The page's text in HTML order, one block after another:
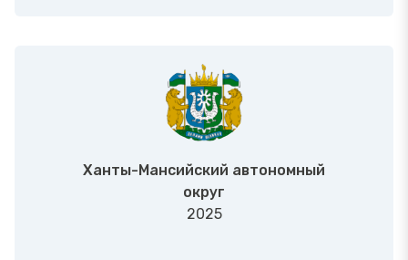
Ханты-Мансийский автономный
округ
2025